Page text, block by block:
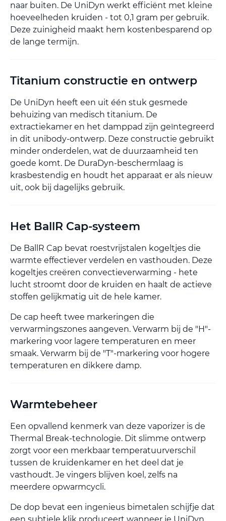
naar buiten. De UniDyn werkt efficiënt met kleine
hoeveelheden kruiden - tot 0,1 gram per gebruik.
Deze zuinigheid maakt hem kostenbesparend op
de lange termijn.
Titanium constructie en ontwerp
De UniDyn heeft een uit één stuk gesmede
behuizing van medisch titanium. De
extractiekamer en het damppad zijn geïntegreerd
in dit unibody-ontwerp. Deze constructie gebruikt
minder onderdelen, wat de duurzaamheid ten
goede komt. De DuraDyn-beschermlaag is
krasbestendig en houdt het apparaat er als nieuw
uit, ook bij dagelijks gebruik.
Het BallR Cap-systeem
De BallR Cap bevat roestvrijstalen kogeltjes die
warmte effectiever verdelen en vasthouden. Deze
kogeltjes creëren convectieverwarming - hete
lucht stroomt door de kruiden en haalt de actieve
stoffen gelijkmatig uit de hele kamer.
De cap heeft twee markeringen die
verwarmingszones aangeven. Verwarm bij de "H"-
markering voor lagere temperaturen en meer
smaak. Verwarm bij de "T"-markering voor hogere
temperaturen en dikkere damp.
Warmtebeheer
Een opvallend kenmerk van deze vaporizer is de
Thermal Break-technologie. Dit slimme ontwerp
zorgt voor een merkbaar temperatuurverschil
tussen de kruidenkamer en het deel dat je
vasthoudt. Je vingers blijven koel, zelfs na
meerdere opwarmcycli.
De dop bevat een ingenieus bimetalen schijfje dat